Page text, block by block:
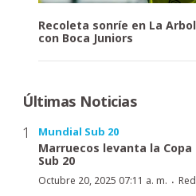
Recoleta sonríe en La
con Boca Juniors
Últimas Noticias
Mundial Sub 20
Marruecos levanta la Copa
Sub 20
Octubre 20, 2025 07:11 a. m. ·